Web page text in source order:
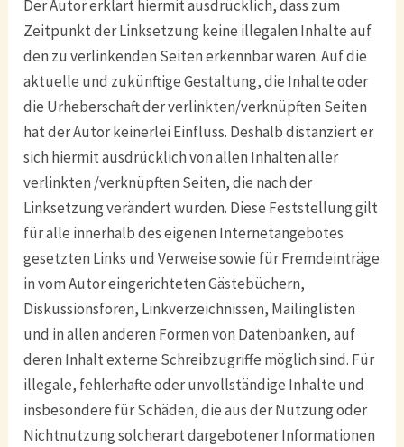
Der Autor erklärt hiermit ausdrücklich, dass zum
Zeitpunkt der Linksetzung keine illegalen Inhalte auf
den zu verlinkenden Seiten erkennbar waren. Auf die
aktuelle und zukünftige Gestaltung, die Inhalte oder
die Urheberschaft der verlinkten/verknüpften Seiten
hat der Autor keinerlei Einfluss. Deshalb distanziert er
sich hiermit ausdrücklich von allen Inhalten aller
verlinkten /verknüpften Seiten, die nach der
Linksetzung verändert wurden. Diese Feststellung gilt
für alle innerhalb des eigenen Internetangebotes
gesetzten Links und Verweise sowie für Fremdeinträge
in vom Autor eingerichteten Gästebüchern,
Diskussionsforen, Linkverzeichnissen, Mailinglisten
und in allen anderen Formen von Datenbanken, auf
deren Inhalt externe Schreibzugriffe möglich sind. Für
illegale, fehlerhafte oder unvollständige Inhalte und
insbesondere für Schäden, die aus der Nutzung oder
Nichtnutzung solcherart dargebotener Informationen